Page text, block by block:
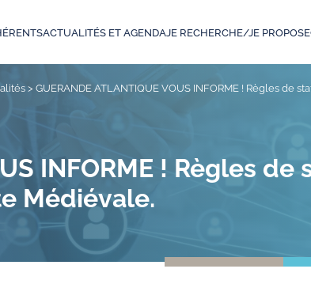
ACTUALITÉS ET AGENDAJE RECHERCHE/JE PROPOSE
> GUERANDE ATLANTIQUE VOUS INFORME ! Règles
INFORME ! Règles
Médiévale.